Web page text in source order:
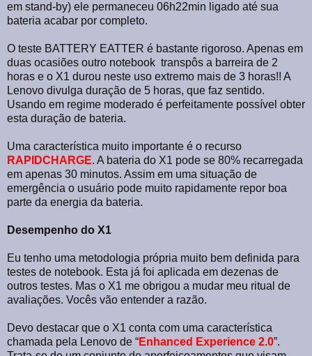
em stand-by) ele permaneceu 06h22min ligado até sua
bateria acabar por completo.
O teste BATTERY EATTER é bastante rigoroso. Apenas em
duas ocasiões outro notebook transpôs a barreira de 2
horas e o X1 durou neste uso extremo mais de 3 horas!! A
Lenovo divulga duração de 5 horas, que faz sentido.
Usando em regime moderado é perfeitamente possível obter
esta duração de bateria.
Uma característica muito importante é o recurso
RAPIDCHARGE. A bateria do X1 pode se 80% recarregada
em apenas 30 minutos. Assim em uma situação de
emergência o usuário pode muito rapidamente repor boa
parte da energia da bateria.
Desempenho do X1
Eu tenho uma metodologia própria muito bem definida para
testes de notebook. Esta já foi aplicada em dezenas de
outros testes. Mas o X1 me obrigou a mudar meu ritual de
avaliações. Vocês vão entender a razão.
Devo destacar que o X1 conta com uma característica
chamada pela Lenovo de “Enhanced Experience 2.0”.